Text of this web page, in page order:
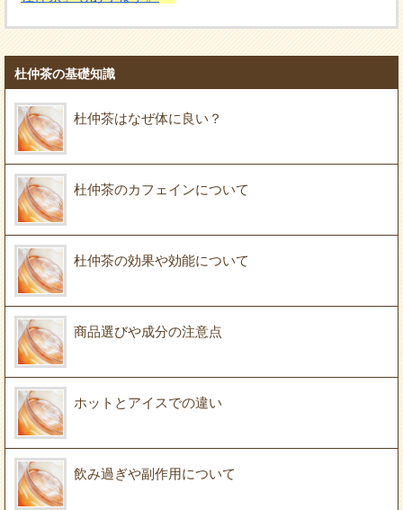
杜仲茶の基礎知識
杜仲茶はなぜ体に良い？
杜仲茶のカフェインについて
杜仲茶の効果や効能について
商品選びや成分の注意点
ホットとアイスでの違い
飲み過ぎや副作用について